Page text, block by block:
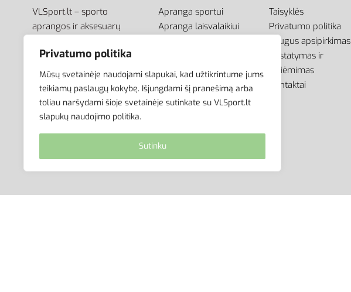
Privatumo politika
Mūsų svetainėje naudojami slapukai, kad užtikrintume jums
teikiamų paslaugų kokybę. Išjungdami šį pranešimą arba
toliau naršydami šioje svetainėje sutinkate su VLSport.lt
slapukų naudojimo politika.
Sutinku
VLSport.lt – sporto
aprangos ir aksesuarų
gyvenimo būdui. Čia rasite
aprangą visai šeimai –
vyrams, moterims bei
vaikams.
Apranga sportui
Apranga laisvalaikiui
Krepšiai
Taisyklės
Privatumo politika
Saugus apsipirkimas
Pristatymas ir
atsiėmimas
Kontaktai